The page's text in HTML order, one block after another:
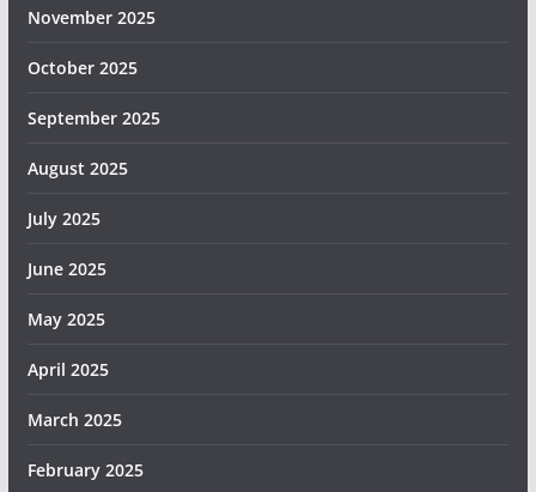
November 2025
October 2025
September 2025
August 2025
July 2025
June 2025
May 2025
April 2025
March 2025
February 2025